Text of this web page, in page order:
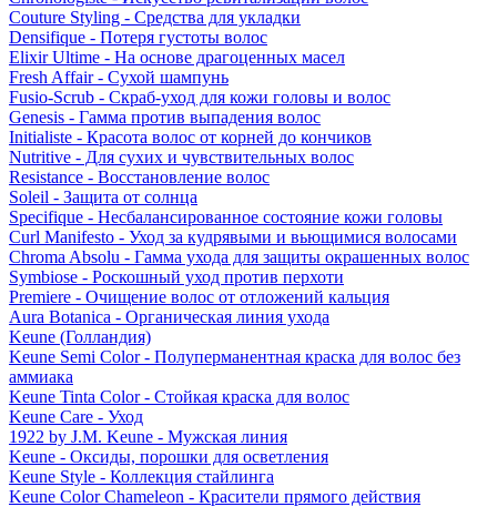
Couture Styling - Средства для укладки
Densifique - Потеря густоты волос
Elixir Ultime - На основе драгоценных масел
Fresh Affair - Сухой шампунь
Fusio-Scrub - Скраб-уход для кожи головы и волос
Genesis - Гамма против выпадения волос
Initialiste - Красота волос от корней до кончиков
Nutritive - Для сухих и чувствительных волос
Resistance - Восстановление волос
Soleil - Защита от солнца
Specifique - Несбалансированное состояние кожи головы
Curl Manifesto - Уход за кудрявыми и вьющимися волосами
Chroma Absolu - Гамма ухода для защиты окрашенных волос
Symbiose - Роскошный уход против перхоти
Premiere - Очищение волос от отложений кальция
Aura Botanica - Органическая линия ухода
Keune (Голландия)
Keune Semi Color - Полуперманентная краска для волос без
аммиака
Keune Tinta Color - Стойкая краска для волос
Keune Care - Уход
1922 by J.M. Keune - Мужская линия
Keune - Оксиды, порошки для осветления
Keune Style - Коллекция стайлинга
Keune Color Chameleon - Красители прямого действия